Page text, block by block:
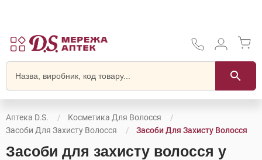
Аптека D.S.
Косметика Для Волосся
Засоби Для Захисту Волосся
Засоби Для Захисту Волосся
Засоби для захисту волосся у